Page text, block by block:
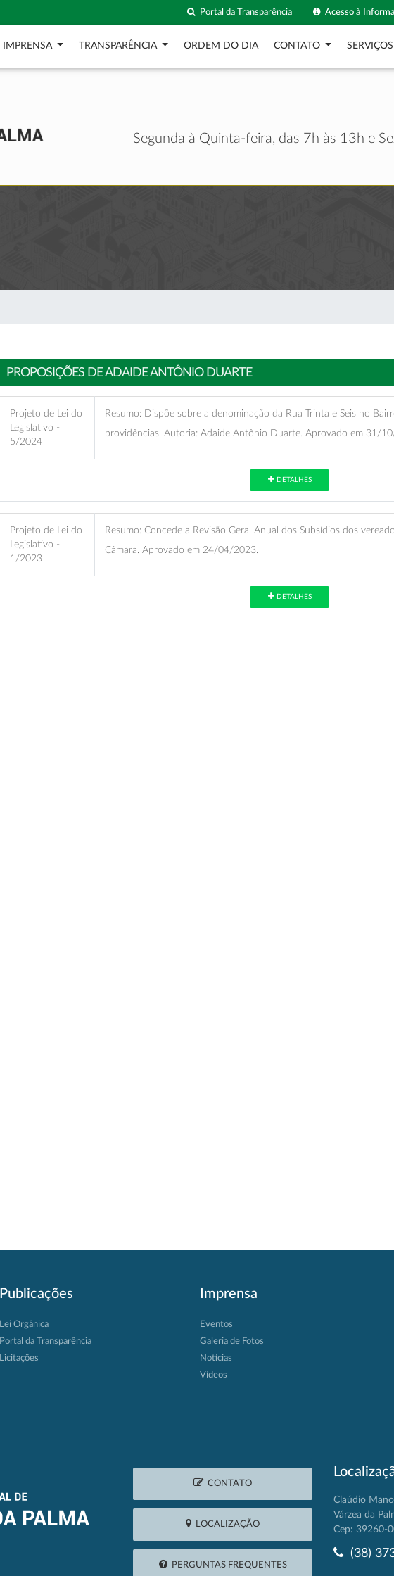
Acesso à
Portal da Transparência
IMPRENSA TRANSPARÊNCIA ORDEM DO DIA CONTATO SERVIÇOS
Segunda à Quinta-feira, das 7h às 13h e
PROPOSIÇÕES DE ADAIDE ANTÔNIO DUARTE
Projeto de Lei do
Legislativo -
5/2024
Resumo: Dispõe sobre a denominação da Rua Trinta e Seis no
providências. Autoria: Adaide Antônio Duarte. Aprovado em 31/
DETALHES
Projeto de Lei do
Legislativo -
1/2023
Resumo: Concede a Revisão Geral Anual dos Subsídios dos
Câmara. Aprovado em 24/04/2023.
DETALHES
Publicações
Lei Orgânica
Portal da Transparência
Licitações
Imprensa
Eventos
Galeria de Fotos
Notícias
Vídeos
CONTATO
LOCALIZAÇÃO
PERGUNTAS FREQUENTES
Claúdio
Várzea da
Cep: 39260-
(38)